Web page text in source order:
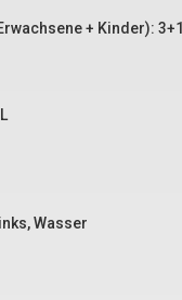
+ Kinder): 3+1
Wasser